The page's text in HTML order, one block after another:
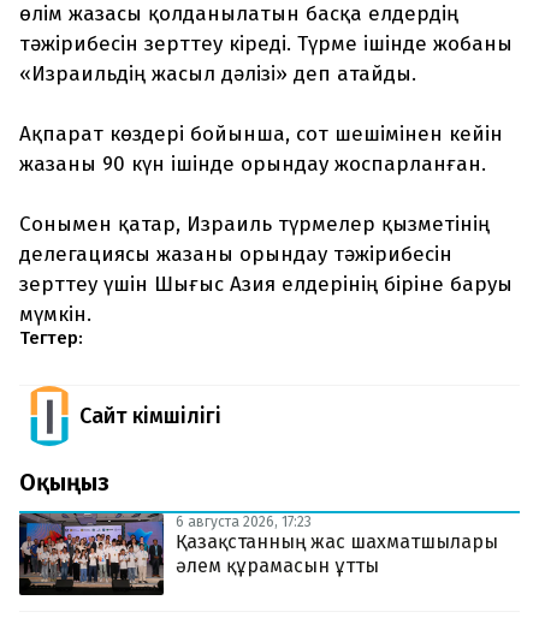
өлім жазасы қолданылатын басқа елдердің
тәжірибесін зерттеу кіреді. Түрме ішінде жобаны
«Израильдің жасыл дәлізі» деп атайды.
Ақпарат көздері бойынша, сот шешімінен кейін
жазаны 90 күн ішінде орындау жоспарланған.
Сонымен қатар, Израиль түрмелер қызметінің
делегациясы жазаны орындау тәжірибесін
зерттеу үшін Шығыс Азия елдерінің біріне баруы
мүмкін.
Тегтер:
Сайт Әкімшілігі
Оқыңыз
6 августа 2026, 17:23
Қазақстанның жас шахматшылары
әлем құрамасын ұтты